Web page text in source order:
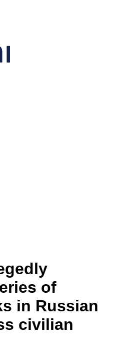
of
in Russian
civilian